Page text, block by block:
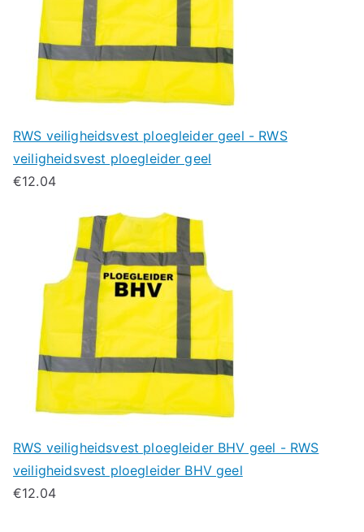
RWS veiligheidsvest ploegleider geel - RWS
veiligheidsvest ploegleider geel
€12.04
RWS veiligheidsvest ploegleider BHV geel - RWS
veiligheidsvest ploegleider BHV geel
€12.04